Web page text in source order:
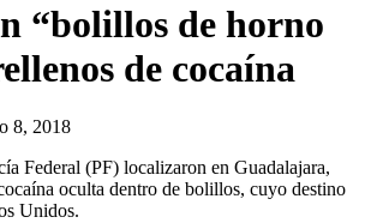
“bolillos de horno
de cocaína
8, 2018
Federal (PF) localizaron en Guadalajara,
oculta dentro de bolillos, cuyo destino
Unidos.